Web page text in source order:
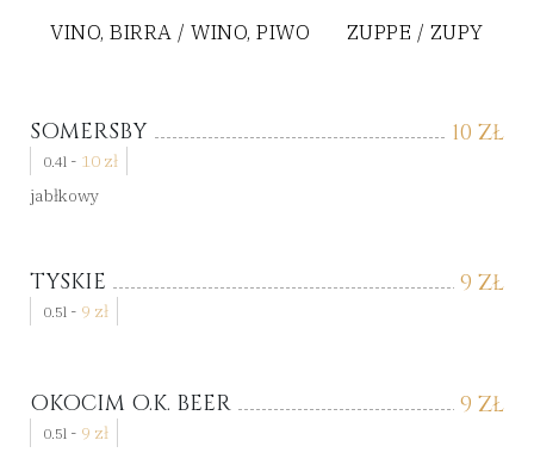
VINO, BIRRA / WINO, PIWO
ZUPPE / ZUPY
10 ZŁ
SOMERSBY
0.4l - 10 zł
jabłkowy
9 ZŁ
TYSKIE
0.5l - 9 zł
9 ZŁ
OKOCIM O.K. BEER
0.5l - 9 zł